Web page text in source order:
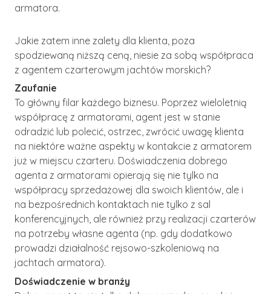
armatora.
Jakie zatem inne zalety dla klienta, poza
spodziewaną niższą ceną, niesie za sobą współpraca
z agentem czarterowym jachtów morskich?
Zaufanie
To główny filar każdego biznesu. Poprzez wieloletnią
współpracę z armatorami, agent jest w stanie
odradzić lub polecić, ostrzec, zwrócić uwagę klienta
na niektóre ważne aspekty w kontakcie z armatorem
już w miejscu czarteru. Doświadczenia dobrego
agenta z armatorami opierają się nie tylko na
współpracy sprzedażowej dla swoich klientów, ale i
na bezpośrednich kontaktach nie tylko z sal
konferencyjnych, ale również przy realizacji czarterów
na potrzeby własne agenta (np. gdy dodatkowo
prowadzi działalność rejsowo-szkoleniową na
jachtach armatora).
Doświadczenie w branży